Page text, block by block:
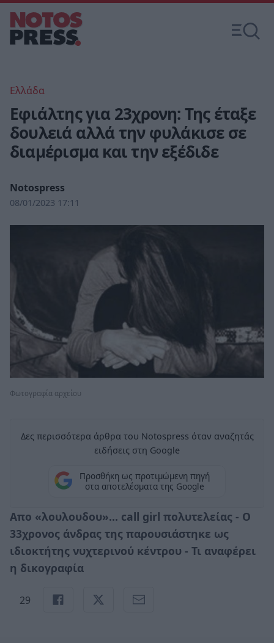
Ελλάδα
Εφιάλτης για 23χρονη: Της έταξε
δουλειά αλλά την φυλάκισε σε
διαμέρισμα και την εξέδιδε
Notospress
08/01/2023 17:11
Φωτογραφία αρχείου
Δες περισσότερα άρθρα του Notospress όταν αναζητάς
ειδήσεις στη Google
Προσθήκη ως προτιμώμενη πηγή
στα αποτελέσματα της Google
Απο «λουλουδου»... call girl πολυτελείας - Ο
33χρονος άνδρας της παρουσιάστηκε ως
ιδιοκτήτης νυχτερινού κέντρου - Τι αναφέρει
η δικογραφία
29